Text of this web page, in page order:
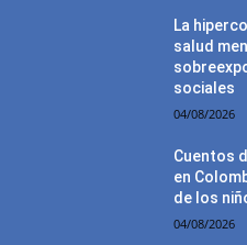
La
salud
sociales
04/08/2026
Cuentos
en
de los
04/08/2026